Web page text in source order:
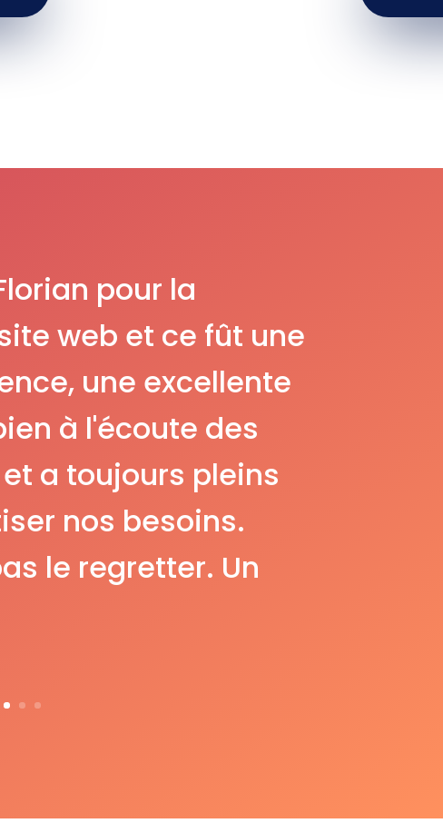
pour la
web et ce fût une
une excellente
à l'écoute des
a toujours pleins
nos besoins.
le regretter. Un